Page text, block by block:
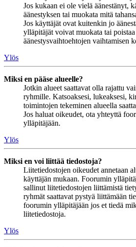
Jos kukaan ei ole vielä äänestänyt,
äänestyksen tai muokata mitä
Jos käyttäjät ovat kuitenkin jo
ylläpitäjät voivat muokata tai poistaa
äänestysvaihtoehtojen vaihtamisen
Ylös
Miksi en pääse alueelle?
Jotkin alueet saattavat olla rajattu
ryhmille. Katsoaksesi, lukeaksesi,
toimintojen tekeminen alueella
Jos haluat oikeudet, ota yhteyttä
ylläpitäjään.
Ylös
Miksi en voi liittää tiedostoja?
Liitetiedostojen oikeudet annetaan
käyttäjän mukaan. Foorumin
sallinut liitetiedostojen liittämistä
ryhmät saattavat pystyä liittämään
foorumin ylläpitäjään jos et tiedä
liitetiedostoja.
Ylös